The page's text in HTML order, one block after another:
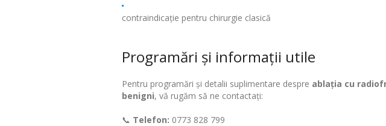
contraindicație pentru chirurgie clasică
Programări și informații utile
Pentru programări și detalii suplimentare despre ablația cu
benigni, vă rugăm să ne contactați:
📞 Telefon: 0773 828 799